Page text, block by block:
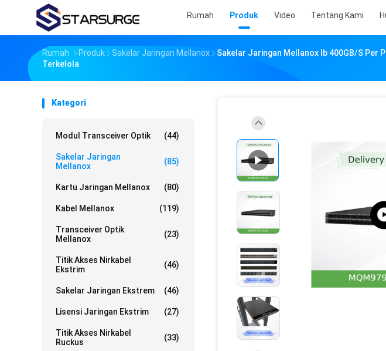
Rumah Produk Video Tentang Kami
Rumah Produk Sakelar Jaringan Mellanox
Sakelar Jaringan Mellanox Ib 400GB/S Per
Terkelola
Kategori
Modul Transceiver Optik (44)
Sakelar Jaringan
Mellanox
(85)
Kartu Jaringan Mellanox (80)
Kabel Mellanox (119)
Transceiver Optik
Mellanox
(23)
Titik Akses Nirkabel
Ekstrim
(46)
Sakelar Jaringan Ekstrem (46)
Lisensi Jaringan Ekstrim (27)
Titik Akses Nirkabel
Ruckus
(33)